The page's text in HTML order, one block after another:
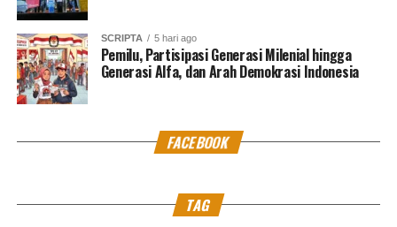
SCRIPTA 5 hari ago
Pemilu, Partisipasi Generasi Milenial hingga
Generasi Alfa, dan Arah Demokrasi Indonesia
FACEBOOK
TAG